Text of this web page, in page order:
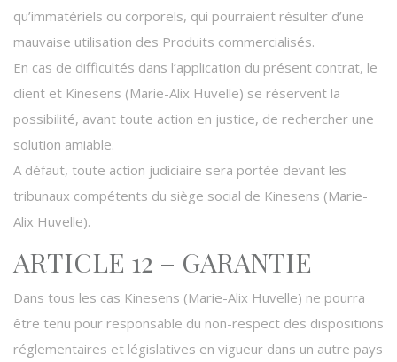
qu’immatériels ou corporels, qui pourraient résulter d’une
mauvaise utilisation des Produits commercialisés.
En cas de difficultés dans l’application du présent contrat, le
client et Kinesens (Marie-Alix Huvelle) se réservent la
possibilité, avant toute action en justice, de rechercher une
solution amiable.
A défaut, toute action judiciaire sera portée devant les
tribunaux compétents du siège social de Kinesens (Marie-
Alix Huvelle).
ARTICLE 12 – GARANTIE
Dans tous les cas Kinesens (Marie-Alix Huvelle) ne pourra
être tenu pour responsable du non-respect des dispositions
réglementaires et législatives en vigueur dans un autre pays